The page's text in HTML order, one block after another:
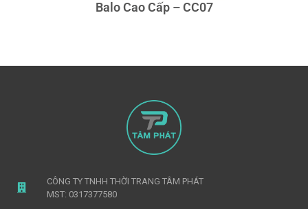
Balo Cao Cấp – CC07
CÔNG TY TNHH THỜI TRANG TÂM PHÁT
MST: 0317377580